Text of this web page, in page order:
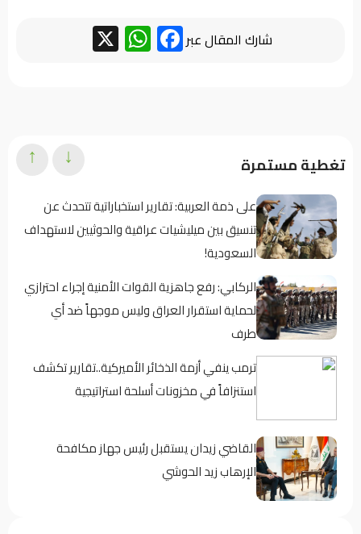
شارك المقال عبر Facebook
WhatsApp
تغطية مستمرة
على ذمة العربية: تقارير استخباراتية تتحدث عن
تنسيق بين ميليشيات عراقية والحوثيين لاستهداف
السعودية!
الركابي: رفع جاهزية القوات الأمنية إجراء احترازي
لحماية استقرار العراق وليس موجهاً ضد أي
طرف
ترمب ينفي أزمة الذخائر الأميركية..تقارير تكشف
استنزافاً في مخزونات أسلحة استراتيجية
القاضي زيدان يستقبل رئيس جهاز مكافحة
الإرهاب زيد الحوشي
↓
↑